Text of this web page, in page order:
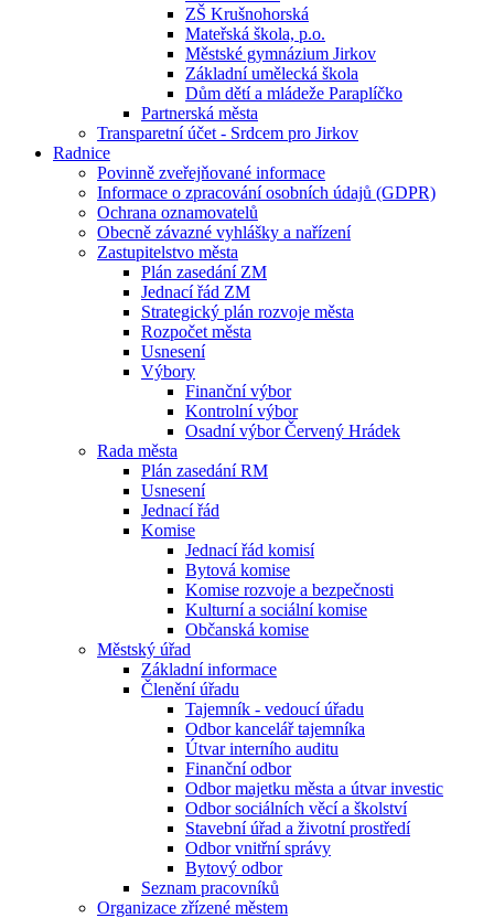
ZŠ Krušnohorská
Mateřská škola, p.o.
Městské gymnázium Jirkov
Základní umělecká škola
Dům dětí a mládeže Paraplíčko
Partnerská města
Transparetní účet - Srdcem pro Jirkov
Radnice
Povinně zveřejňované informace
Informace o zpracování osobních údajů (GDPR)
Ochrana oznamovatelů
Obecně závazné vyhlášky a nařízení
Zastupitelstvo města
Plán zasedání ZM
Jednací řád ZM
Strategický plán rozvoje města
Rozpočet města
Usnesení
Výbory
Finanční výbor
Kontrolní výbor
Osadní výbor Červený Hrádek
Rada města
Plán zasedání RM
Usnesení
Jednací řád
Komise
Jednací řád komisí
Bytová komise
Komise rozvoje a bezpečnosti
Kulturní a sociální komise
Občanská komise
Městský úřad
Základní informace
Členění úřadu
Tajemník - vedoucí úřadu
Odbor kancelář tajemníka
Útvar interního auditu
Finanční odbor
Odbor majetku města a útvar investic
Odbor sociálních věcí a školství
Stavební úřad a životní prostředí
Odbor vnitřní správy
Bytový odbor
Seznam pracovníků
Organizace zřízené městem